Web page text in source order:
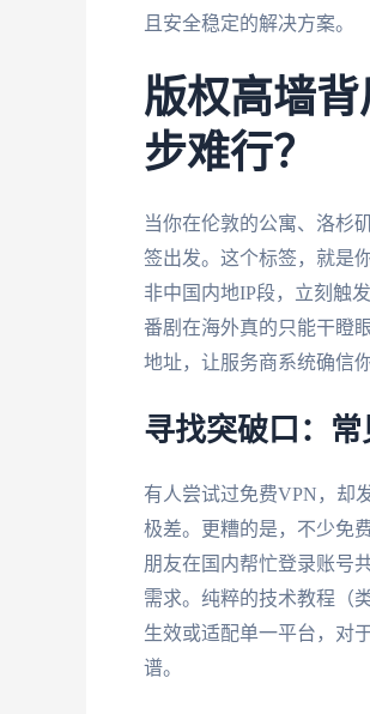
且安全稳定的解决方案。
版权高墙
步难行？
当你在伦敦的公寓、洛杉
签出发。这个标签，就是
非中国内地IP段，立刻触
番剧在海外真的只能干瞪
地址，让服务商系统确信
寻找突破口：
有人尝试过免费VPN，却
极差。更糟的是，不少免
朋友在国内帮忙登录账号
需求。纯粹的技术教程（
生效或适配单一平台，对
谱。